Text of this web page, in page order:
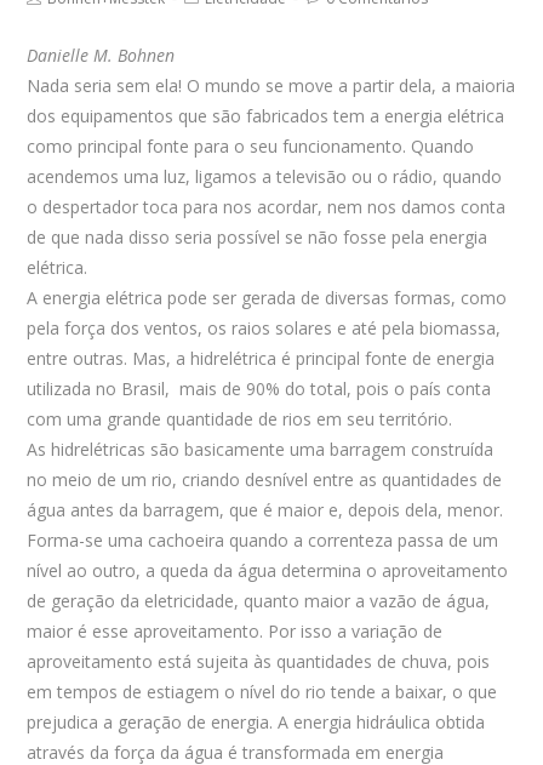
Danielle M. Bohnen
Nada seria sem ela! O mundo se move a partir dela, a maioria
dos equipamentos que são fabricados tem a energia elétrica
como principal fonte para o seu funcionamento. Quando
acendemos uma luz, ligamos a televisão ou o rádio, quando
o despertador toca para nos acordar, nem nos damos conta
de que nada disso seria possível se não fosse pela energia
elétrica.
A energia elétrica pode ser gerada de diversas formas, como
pela força dos ventos, os raios solares e até pela biomassa,
entre outras. Mas, a hidrelétrica é principal fonte de energia
utilizada no Brasil, mais de 90% do total, pois o país conta
com uma grande quantidade de rios em seu território.
As hidrelétricas são basicamente uma barragem construída
no meio de um rio, criando desnível entre as quantidades de
água antes da barragem, que é maior e, depois dela, menor.
Forma-se uma cachoeira quando a correnteza passa de um
nível ao outro, a queda da água determina o aproveitamento
de geração da eletricidade, quanto maior a vazão de água,
maior é esse aproveitamento. Por isso a variação de
aproveitamento está sujeita às quantidades de chuva, pois
em tempos de estiagem o nível do rio tende a baixar, o que
prejudica a geração de energia. A energia hidráulica obtida
através da força da água é transformada em energia